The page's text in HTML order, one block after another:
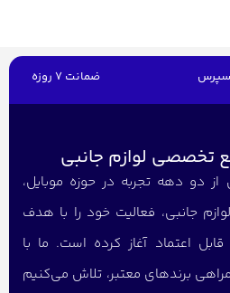
ضمانت 7 روزه
تخصصی لوازم جانبی
از دو دهه تجربه در حوزه موبایل،
جانبی، فعالیت خود را با هدف
اعتماد آغاز کرده است. ما با
برندهای معتبر، تلاش می‌کنیم